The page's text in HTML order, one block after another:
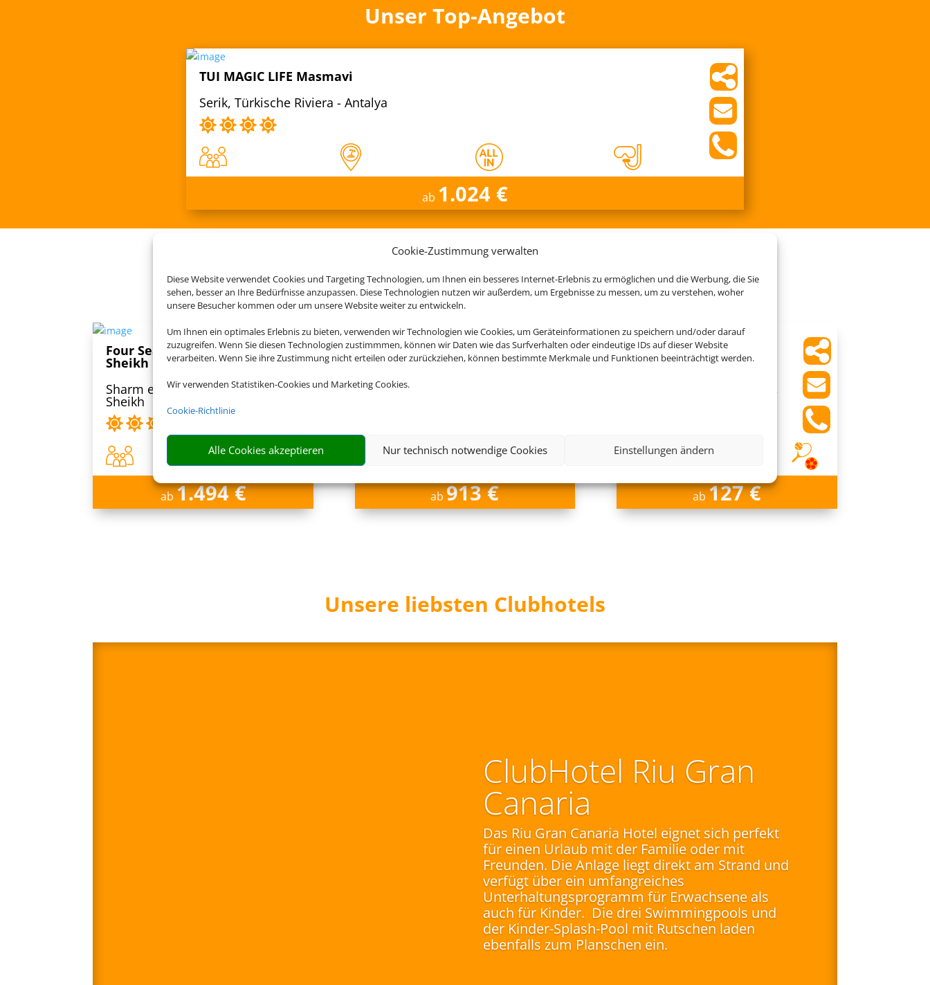
Cookie-Zustimmung verwalten
Diese Website verwendet Cookies und Targeting Technologien, um Ihnen ein besseres Internet-Erlebnis zu ermöglichen und die Werbung, die Sie
sehen, besser an Ihre Bedürfnisse anzupassen. Diese Technologien nutzen wir außerdem, um Ergebnisse zu messen, um zu verstehen, woher
unsere Besucher kommen oder um unsere Website weiter zu entwickeln.
Um Ihnen ein optimales Erlebnis zu bieten, verwenden wir Technologien wie Cookies, um Geräteinformationen zu speichern und/oder darauf
zuzugreifen. Wenn Sie diesen Technologien zustimmmen, können wir Daten wie das Surfverhalten oder eindeutige IDs auf dieser Website
verarbeiten. Wenn Sie ihre Zustimmung nicht erteilen oder zurückziehen, können bestimmte Merkmale und Funktionen beeinträchtigt werden.
Wir verwenden Statistiken-Cookies und Marketing Cookies.
Cookie-Richtlinie
Alle Cookies akzeptieren Nur technisch notwendige Cookies Einstellungen ändern
Unser Top-Angebot
TUI MAGIC LIFE Masmavi
Serik, Türkische Riviera - Antalya
ab 1.024 €
Buchen Sie jetzt ganz entspannt Ihren Cluburlaub
Four Seasons Resort Sharm El
Sheikh
Sharm el-Sheikh, Sharm el
Sheikh
ab1.494 €
Iberostar Selection Andalucia
Playa
Chiclana de la Frontera,
ab913 €
IFA Schöneck Hotel &
Ferienpark
Schöneck (Vogtlandkreis),
ab127 €
Unsere liebsten Clubhotels
ClubHotel Riu Gran
Canaria
Das Riu Gran Canaria Hotel eignet sich perfekt
für einen Urlaub mit der Familie oder mit
Freunden. Die Anlage liegt direkt am Strand und
verfügt über ein umfangreiches
Unterhaltungsprogramm für Erwachsene als
auch für Kinder. Die drei Swimmingpools und
der Kinder-Splash-Pool mit Rutschen laden
ebenfalls zum Planschen ein.